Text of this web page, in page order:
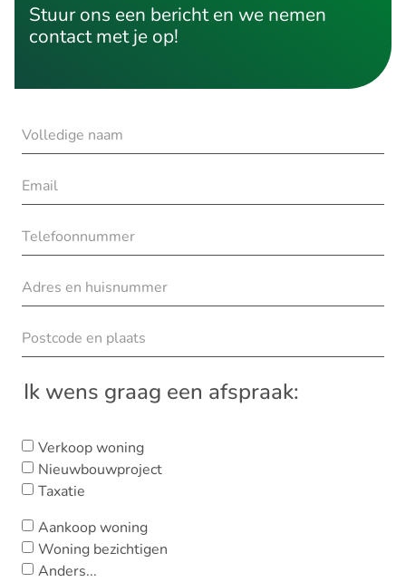
Stuur ons een bericht en we nemen
contact met je op!
Ik wens graag een afspraak:
Verkoop woning
Nieuwbouwproject
Taxatie
Aankoop woning
Woning bezichtigen
Anders...